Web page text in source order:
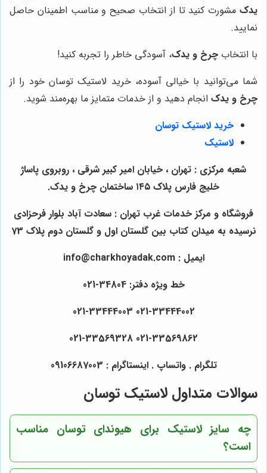
یدک مشورت کنید تا از انتخاب صحیح و مناسب اطمینان حاصل
نمایید.
با انتخاب چرخ و یدک، آسودگی خاطر را تجربه کنید!
شما می‌توانید با خیالی آسوده، خرید لاستیک توسان خود را از
چرخ و یدک انجام دهید و از خدمات متمایز ما بهره‌مند شوید.
خرید لاستیک توسان
لاستیک
شعبه مرکزی : تهران ، خیابان امیر کبیر شرقی ، روبروی پاساژ
خلیج فارس پلاک ۱۴۵ ساختمان چرخ و یدک.
فروشگاه و مرکز خدمات غرب تهران : سعادت آباد بلوار فرحزادی
نرسیده به میدان کتاب بین گلستان اول و گلستان دوم پلاک 73
ایمیل : info@charkhoyadak.com
خط ویژه دفتر: 34804-021
021-33444002 021-33444003
021-33569862 021-33569328
تلگرام . واتساپ . اینستاگرام : 09106687003
سوالات متداول لاستیک توسان
چه سایز لاستیک برای هیوندای توسان مناسب
است؟